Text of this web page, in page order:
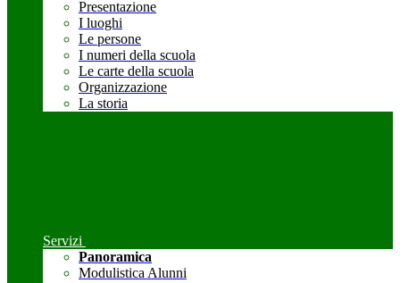
Presentazione
I luoghi
Le persone
I numeri della scuola
Le carte della scuola
Organizzazione
La storia
Servizi
Panoramica
Modulistica Alunni